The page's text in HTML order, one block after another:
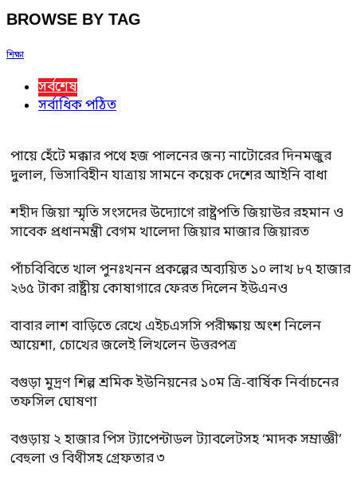
BROWSE BY TAG
শিক্ষা
সর্বশেষ
সর্বাধিক পঠিত
পায়ে হেঁটে মক্কার পথে হজ পালনের জন্য নাটোরের দিনমজুর
দুলাল, ভিসাবিহীন যাত্রায় সামনে কয়েক দেশের আইনি বাধা
শহীদ জিয়া স্মৃতি সংসদের উদ্যোগে রাষ্ট্রপতি জিয়াউর রহমান ও
সাবেক প্রধানমন্ত্রী বেগম খালেদা জিয়ার মাজার জিয়ারত
পাঁচবিবিতে খাল পুনঃখনন প্রকল্পের অব্যয়িত ১০ লাখ ৮৭ হাজার
২৬৫ টাকা রাষ্ট্রীয় কোষাগারে ফেরত দিলেন ইউএনও
বাবার লাশ বাড়িতে রেখে এইচএসসি পরীক্ষায় অংশ নিলেন
আয়েশা, চোখের জলেই লিখলেন উত্তরপত্র
বগুড়া মুদ্রণ শিল্প শ্রমিক ইউনিয়নের ১০ম ত্রি-বার্ষিক নির্বাচনের
তফসিল ঘোষণা
বগুড়ায় ২ হাজার পিস ট্যাপেন্টাডল ট্যাবলেটসহ ‘মাদক সম্রাজ্ঞী’
বেহুলা ও বিথীসহ গ্রেফতার ৩